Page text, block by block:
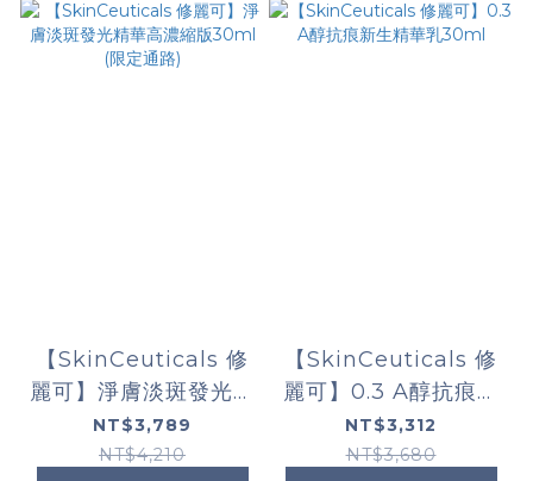
【SkinCeuticals 修
麗可】淨膚淡斑發光精
華高濃縮版30ml (限
定通路)
NT$3,789
NT$4,210
【SkinCeuticals 修
麗可】0.3 A醇抗痕新
生精華乳30ml
NT$3,312
NT$3,680